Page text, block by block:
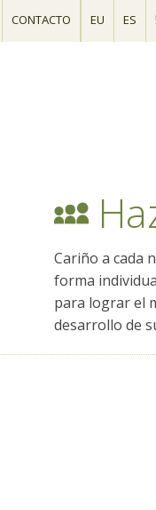
CONTACTO EU ES
Cariño a cada
forma
para lograr el
desarrollo de